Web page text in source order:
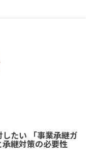
たい 「事業承継ガ
継対策の必要性